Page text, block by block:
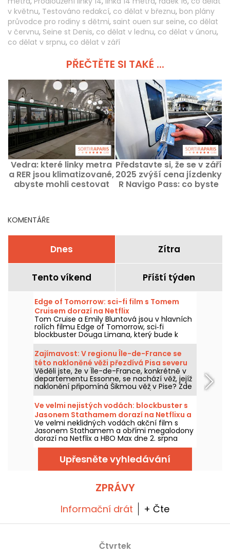
v květnu, Testováno redakcí, co dělat v březnu, bon plány
průvodce pro rodiny s dětmi, saint ouen sur seine, co dělat
v červnu, Seine st Denis, co dělat v lednu, co dělat v únoru,
co dělat v srpnu, co dělat v září
PŘEČTĚTE SI TAKÉ ...
Vedra: které linky metra
a RER jsou klimatizované,
abyste mohli cestovat
Představte si, že se v září
2025 zvýší cena jízdenky
R Navigo Pass: co byste
KOMENTÁŘE
Dnes Zítra
Tento víkend Příští týden
Edge of Tomorrow: sci-fi film s Tomem
Cruisem dorazí na Netflix
Tom Cruise a Emily Bluntová jsou v hlavních
rolích filmu Edge of Tomorrow, sci‑fi
blockbuster Douga Limana, který bude k
dispozici na Netflixu od 6. srpna 2026.
Zajímavost: V regionu Île-de-France se
této nakloněné věži přezdívá Pisa severu
(91).
Věděli jste, že v Île-de-France, konkrétně v
departementu Essonne, se nachází věž, jejíž
naklonění připomíná Šikmou věž v Pise? Zde
je příběh kostela Saint-Martin d'Étampes a
jeho úžasné nakloněné zvonice.
Ve velmi nejistých vodách: blockbuster s
Jasonem Stathamem dorazí na Netflixu a
HBO Max
Ve velmi neklidných vodách akční film s
Jasonem Stathamem a obřími megalodony
dorazí na Netflix a HBO Max dne 2. srpna
2026.
Upřesněte vyhledávání
ZPRÁVY
Informační drát + Čte
Čtvrtek